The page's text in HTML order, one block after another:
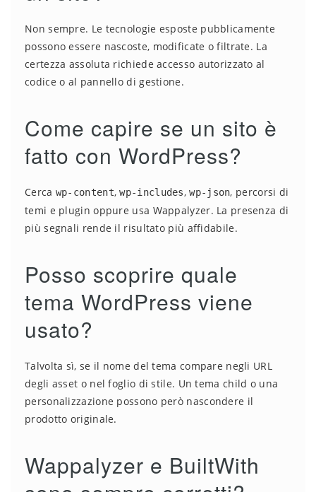
Non sempre. Le tecnologie esposte pubblicamente
possono essere nascoste, modificate o filtrate. La
certezza assoluta richiede accesso autorizzato al
codice o al pannello di gestione.
Come capire se un sito è
fatto con WordPress?
Cerca wp-content,wp-includes,wp-json, percorsi di
temi e plugin oppure usa Wappalyzer. La presenza di
più segnali rende il risultato più affidabile.
Posso scoprire quale
tema WordPress viene
usato?
Talvolta sì, se il nome del tema compare negli URL
degli asset o nel foglio di stile. Un tema child o una
personalizzazione possono però nascondere il
prodotto originale.
Wappalyzer e BuiltWith